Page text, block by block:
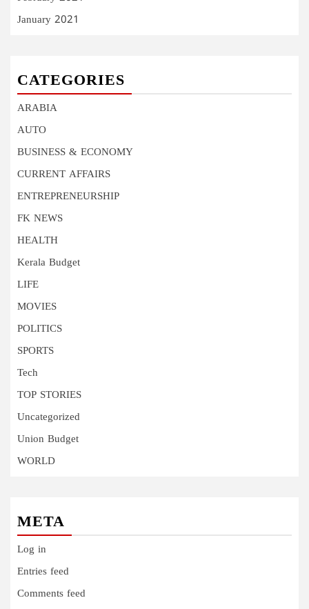
January 2021
CATEGORIES
ARABIA
AUTO
BUSINESS & ECONOMY
CURRENT AFFAIRS
ENTREPRENEURSHIP
FK NEWS
HEALTH
Kerala Budget
LIFE
MOVIES
POLITICS
SPORTS
Tech
TOP STORIES
Uncategorized
Union Budget
WORLD
META
Log in
Entries feed
Comments feed